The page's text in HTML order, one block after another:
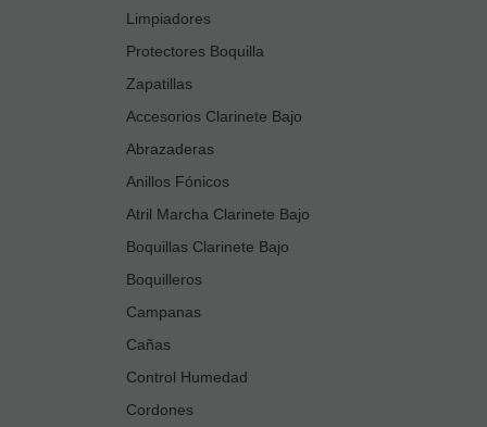
Limpiadores
Protectores Boquilla
Zapatillas
Accesorios Clarinete Bajo
Abrazaderas
Anillos Fónicos
Atril Marcha Clarinete Bajo
Boquillas Clarinete Bajo
Boquilleros
Campanas
Cañas
Control Humedad
Cordones